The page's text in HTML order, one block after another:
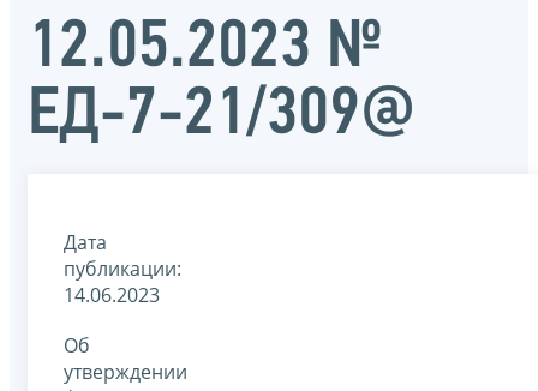
12.05.2023 №
ЕД-7-21/309@
Дата
публикации:
14.06.2023
Об
утверждении